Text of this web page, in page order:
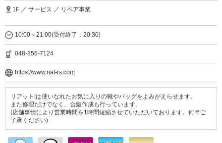
1F ／ サービス ／ リペア事業
10:00～21:00(受付終了：20:30)
048-856-7124
https://www.riat-rs.com
リアット!は使いなれたお気に入りの靴やバッグをよみがえらせます。
また修理だけでなく、合鍵作成も行っています。
(店舗事情により営業時間を1時間短縮させていただいております。何卒ご
了承ください)